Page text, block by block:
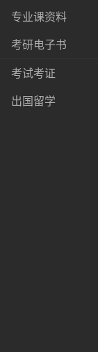
专业课资料
考研电子书
考试考证
出国留学